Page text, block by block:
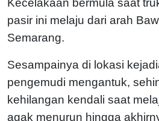
Kecelakaan bermula saat
pasir ini melaju dari arah
Semarang.
Sesampainya di lokasi
pengemudi mengantuk,
kehilangan kendali saat
agak menurun hingga